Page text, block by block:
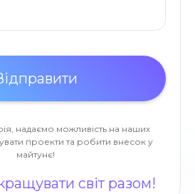
надаємо можливість на наших
проекти та робити внесок у
майтунє!
світ разом!